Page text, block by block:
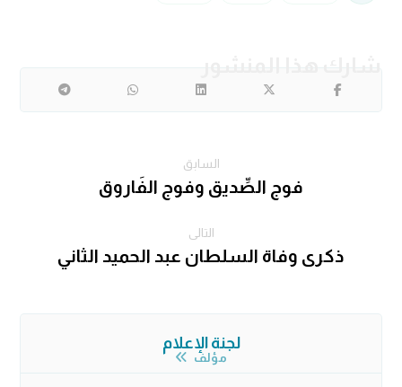
السابق
فوج الصِّديق وفوج الفَاروق
التالى
ذكرى وفاة السلطان عبد الحميد الثاني
لجنة الإعلام
مؤلف